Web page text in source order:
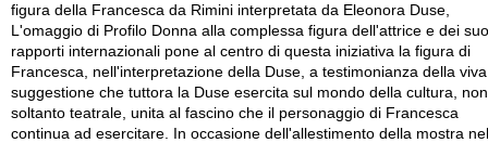
figura della Francesca da Rimini interpretata da Eleonora Duse,
L'omaggio di Profilo Donna alla complessa figura dell'attrice e dei
rapporti internazionali pone al centro di questa iniziativa la figura di
Francesca, nell'interpretazione della Duse, a testimonianza della viva
suggestione che tuttora la Duse esercita sul mondo della cultura, non
soltanto teatrale, unita al fascino che il personaggio di Francesca
continua ad esercitare. In occasione dell'allestimento della mostra